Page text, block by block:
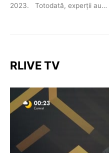
2023. Totodată, experții au…
RLIVE TV